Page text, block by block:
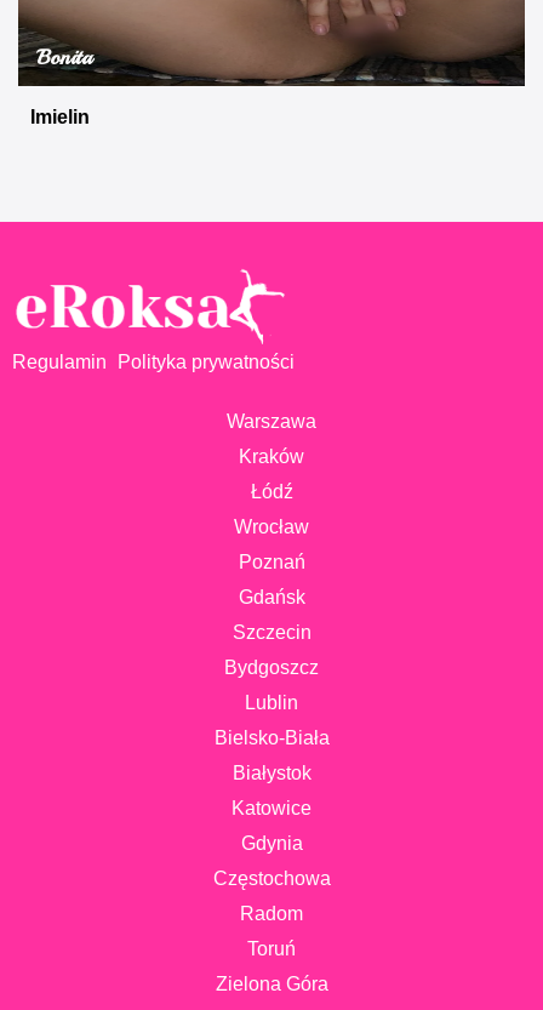
Bonita
Imielin
Regulamin Polityka prywatności
Warszawa
Kraków
Łódź
Wrocław
Poznań
Gdańsk
Szczecin
Bydgoszcz
Lublin
Bielsko-Biała
Białystok
Katowice
Gdynia
Częstochowa
Radom
Toruń
Zielona Góra